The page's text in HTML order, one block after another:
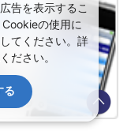
告を表示するこ
の使用に
てください。詳
ださい。
る